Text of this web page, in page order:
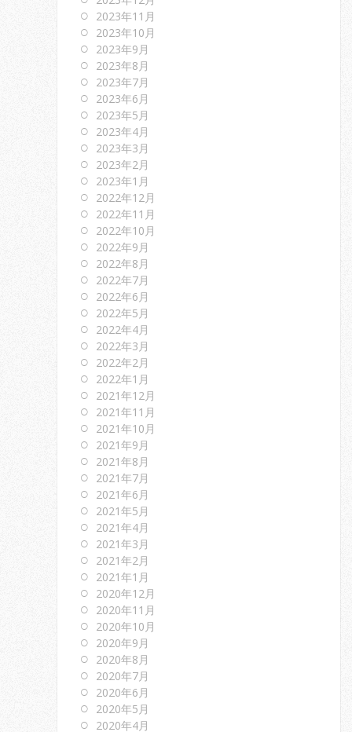
2023年11月
2023年10月
2023年9月
2023年8月
2023年7月
2023年6月
2023年5月
2023年4月
2023年3月
2023年2月
2023年1月
2022年12月
2022年11月
2022年10月
2022年9月
2022年8月
2022年7月
2022年6月
2022年5月
2022年4月
2022年3月
2022年2月
2022年1月
2021年12月
2021年11月
2021年10月
2021年9月
2021年8月
2021年7月
2021年6月
2021年5月
2021年4月
2021年3月
2021年2月
2021年1月
2020年12月
2020年11月
2020年10月
2020年9月
2020年8月
2020年7月
2020年6月
2020年5月
2020年4月